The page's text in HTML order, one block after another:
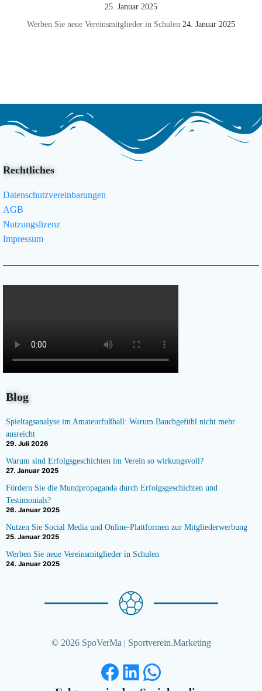
25. Januar 2025
Werben Sie neue Vereinsmitglieder in Schulen 24. Januar 2025
Rechtliches
Datenschutzvereinbarungen
AGB
Nutzungslizenz
Impressum
Blog
Spieltagsanalyse im Amateurfußball: Warum Bauchgefühl nicht mehr
ausreicht
29. Juli 2026
Warum sind Erfolgsgeschichten im Verein so wirkungsvoll?
27. Januar 2025
Fördern Sie die Mundpropaganda durch Erfolgsgeschichten und
Testimonials?
26. Januar 2025
Nutzen Sie Social Media und Online-Plattformen zur Mitgliederwerbung
25. Januar 2025
Werben Sie neue Vereinsmitglieder in Schulen
24. Januar 2025
© 2026 SpoVerMa | Sportverein.Marketing
Facebook
LinkedIn
WhatsApp